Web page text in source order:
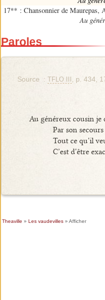
17** : Chansonnier de Maurepas,
Au
Paroles
Source :TFLO III , p. 434,
Au généreux cousin je
Par son
Tout ce qu’il
C’est d’être
Theaville » Les vaudevilles» Afficher